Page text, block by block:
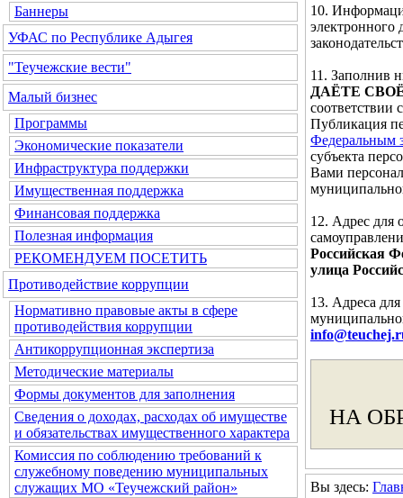
Баннеры
УФАС по Республике Адыгея
"Теучежские вести"
Малый бизнес
Программы
Экономические показатели
Инфраструктура поддержки
Имущественная поддержка
Финансовая поддержка
Полезная информация
РЕКОМЕНДУЕМ ПОСЕТИТЬ
Противодействие коррупции
Нормативно правовые акты в сфере
противодействия коррупции
Антикоррупционная экспертиза
Методические материалы
Формы документов для заполнения
Сведения о доходах, расходах об имуществе
и обязательствах имущественного характера
Комиссия по соблюдению требований к
служебному поведению муниципальных
служащих МО «Теучежский район»
10.
электронного
11. Заполнив
ДАЁТЕ
соответствии
Публикация
Федеральным
субъекта
Вами
12. Адрес для
Российская
улица
13. Адреса
НА
Вы здесь: